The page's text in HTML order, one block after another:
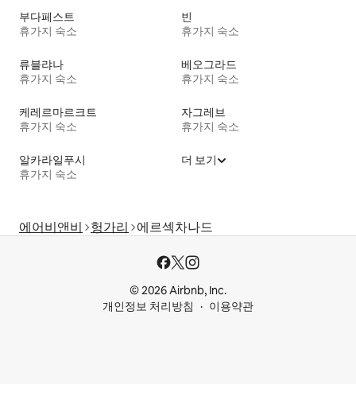
부다페스트
휴가지 숙소
빈
휴가지 숙소
류블랴나
휴가지 숙소
베오그라드
휴가지 숙소
케레르마르크트
휴가지 숙소
자그레브
휴가지 숙소
알카라일푸시
휴가지 숙소
더 보기
에어비앤비 헝가리 에르섹차나드
© 2026 Airbnb, Inc.
개인정보 처리방침
이용약관